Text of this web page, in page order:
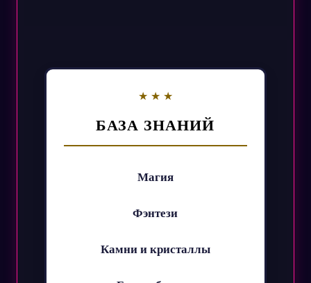
БАЗА ЗНАНИЙ
Магия
Фэнтези
Камни и кристаллы